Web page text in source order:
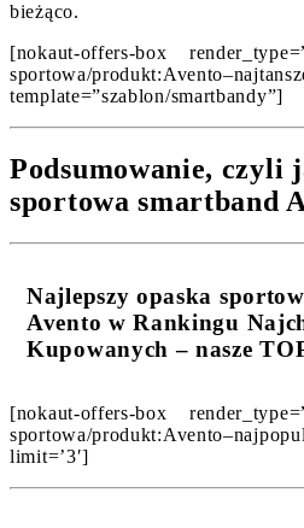
bieżąco.
[nokaut-offers-box
sportowa/
template=”szablon/smartbandy”]
Podsumowanie, czyli
sportowa smartband
Najlepszy opaska
Avento w Rankingu
Kupowanych – nasze
[nokaut-offers-box
sportowa/
limit=’3′]